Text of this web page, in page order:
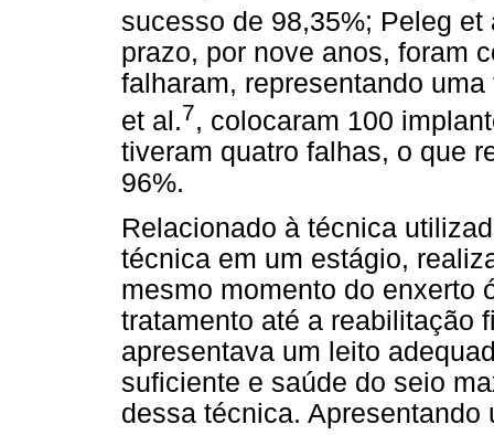
sucesso de 98,35%; Peleg et
prazo, por nove anos, foram
falharam, representando
et al.7, colocaram 100
tiveram quatro falhas, o que
96%.
Relacionado à técnica
técnica em um estágio,
mesmo momento do enxerto
tratamento até a reabilitação
apresentava um leito
suficiente e saúde do seio
dessa técnica.